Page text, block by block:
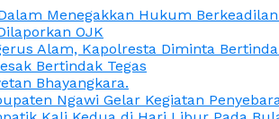
Menegakkan Hukum
OJK
Alam, Kapolresta Diminta
Bertindak Tegas
Bhayangkara.
Ngawi Gelar Kegiatan